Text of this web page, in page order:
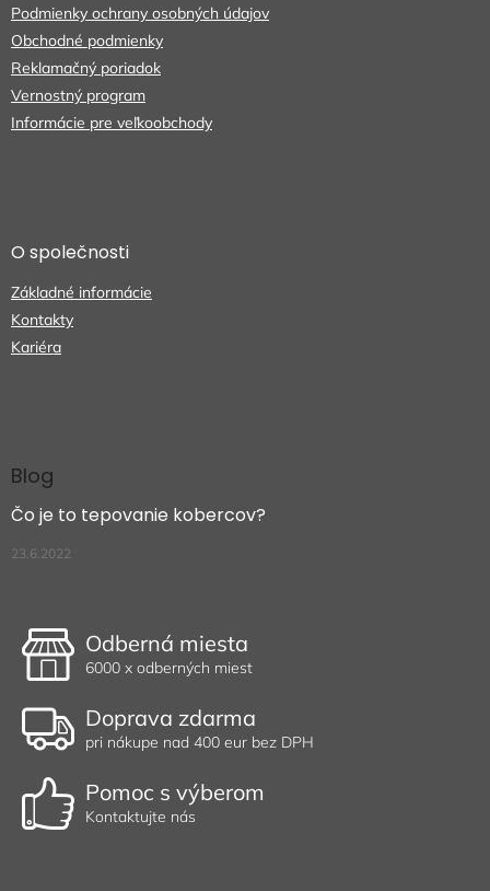
ePodmienky ochrany osobných údajov
Obchodné podmienky
Reklamačný poriadok
Vernostný program
Informácie pre veľkoobchody
O společnosti
Základné informácie
Kontakty
Kariéra
Blog
Čo je to tepovanie kobercov?
23.6.2022
Odberná miesta
6000 x odberných miest
Doprava zdarma
pri nákupe nad 400 eur bez DPH
Pomoc s výberom
Kontaktujte nás